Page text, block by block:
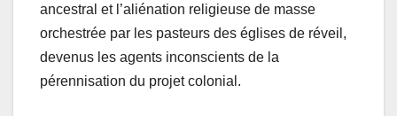
ancestral et l’aliénation religieuse de masse
orchestrée par les pasteurs des églises de réveil,
devenus les agents inconscients de la
pérennisation du projet colonial.